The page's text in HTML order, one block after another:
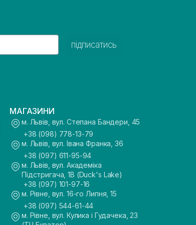
підписатись
МАГАЗИНИ
м. Львів, вул. Степана Бандери, 45
+38 (098) 778-13-79
м. Львів, вул. Івана Франка, 36
+38 (097) 611-95-94
м. Львів, вул. Академіка
Підстригача, 1В (Duck's Lake)
+38 (097) 101-97-16
м. Рівне, вул. 16-го Липня, 15
+38 (097) 544-61-44
м. Рівне, вул. Кулика і Гудачека, 23